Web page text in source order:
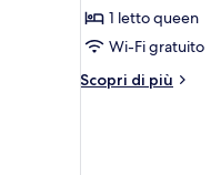
1 letto queen
Wi-Fi gratuito
Scopri di più
Altri